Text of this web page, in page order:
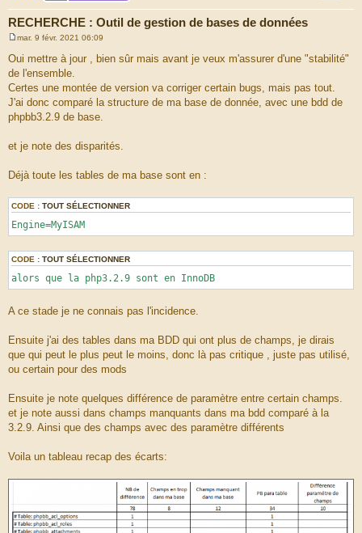
RECHERCHE : Outil de gestion de bases de données
s
s
g
e
mar. 9 févr. 2021 06:09
Oui mettre à jour , bien sûr mais avant je veux m'assurer d'une "stabilité"
de l'ensemble.
Certes une montée de version va corriger certain bugs, mais pas tout.
J'ai donc comparé la structure de ma base de donnée, avec une bdd de
phpbb3.2.9 de base.
et je note des disparités.
Déjà toute les tables de ma base sont en :
CODE : TOUT SÉLECTIONNER
Engine=MyISAM
CODE : TOUT SÉLECTIONNER
alors que la php3.2.9 sont en InnoDB
A ce stade je ne connais pas l'incidence.
Ensuite j'ai des tables dans ma BDD qui ont plus de champs, je dirais
que qui peut le plus peut le moins, donc là pas critique , juste pas utilisé,
ou certain pour des mods
Ensuite je note quelques différence de paramètre entre certain champs.
et je note aussi dans champs manquants dans ma bdd comparé à la
3.2.9. Ainsi que des champs avec des paramètre différents
Voila un tableau recap des écarts: